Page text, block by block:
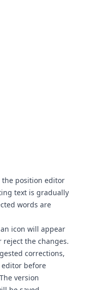
position editor
text is gradually
words are
icon will appear
the changes.
corrections,
before
version